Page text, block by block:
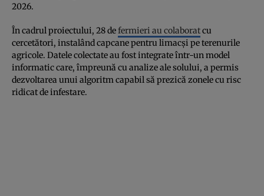
2026.
În cadrul proiectului, 28 defermieri au colaboratcu
cercetători, instalând capcane pentru limacși pe terenurile
agricole. Datele colectate au fost integrate într-un model
informatic care, împreună cu analize ale solului, a permis
dezvoltarea unui algoritm capabil să prezică zonele cu risc
ridicat de infestare.